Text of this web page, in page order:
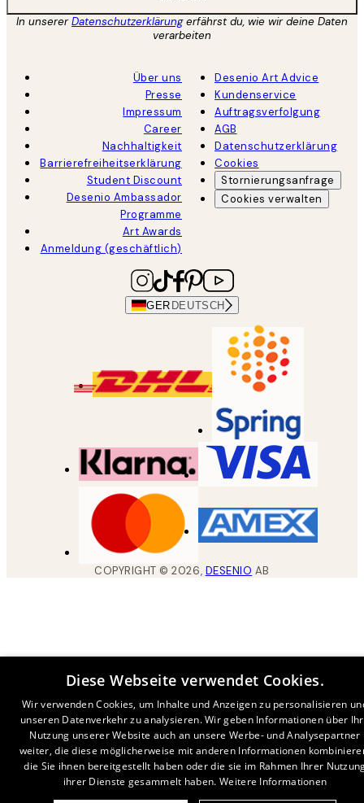
In unsererDatenschutzerklärungerfährst du, wie wir deine Daten
verarbeiten
Über uns
Presse
Impressum
Career
Nachhaltigkeit
Barrierefreiheitserklärung
Student Discount
Desenio Ambassador
Programme
Art Awards
Anmeldung (geschäftlich)
Desenio Art Advice
Kundenservice
Auftragsverfolgung
AGB
Datenschutzerklärung
Cookies
Stornierungsanfrage
Cookies verwalten
GER DEUTSCH
COPYRIGHT ©2026, DESENIO AB
Diese Webseite verwendet Cookies.
Wir verwenden Cookies, um Inhalte und Anzeigen zu personalisieren
unseren Datenverkehr zu analysieren. Wir geben Informationen über
Nutzung unserer Website auch an unsere Werbe- und Analysepartner
weiter, die diese möglicherweise mit anderen Informationen
die Sie ihnen bereitgestellt haben oder die sie im Rahmen Ihrer
ihrer Dienste gesammelt haben. Weitere Informationen